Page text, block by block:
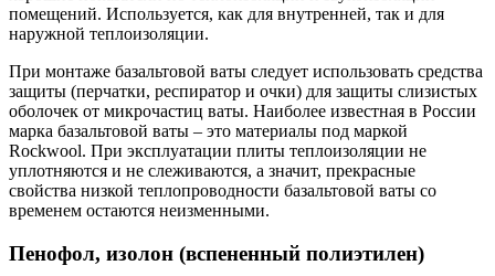
помещений. Используется, как для внутренней, так и для
наружной теплоизоляции.
При монтаже базальтовой ваты следует использовать средства
защиты (перчатки, респиратор и очки) для защиты слизистых
оболочек от микрочастиц ваты. Наиболее известная в России
марка базальтовой ваты – это материалы под маркой
Rockwool. При эксплуатации плиты теплоизоляции не
уплотняются и не слеживаются, а значит, прекрасные
свойства низкой теплопроводности базальтовой ваты со
временем остаются неизменными.
Пенофол, изолон (вспененный полиэтилен)